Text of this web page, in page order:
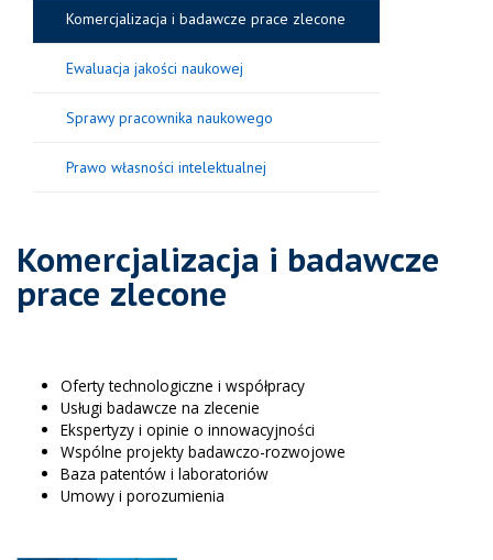
Komercjalizacja i badawcze
prace zlecone
Oferty technologiczne i współpracy
Usługi badawcze na zlecenie
Ekspertyzy i opinie o innowacyjności
Wspólne projekty badawczo-rozwojowe
Baza patentów i laboratoriów
Umowy i porozumienia
Komercjalizacja i badawcze prace zlecone
Ewaluacja jakości naukowej
Sprawy pracownika naukowego
Prawo własności intelektualnej